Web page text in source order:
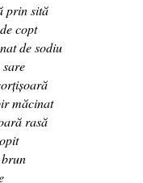
prin sită
copt
de sodiu
măcinat
rasă